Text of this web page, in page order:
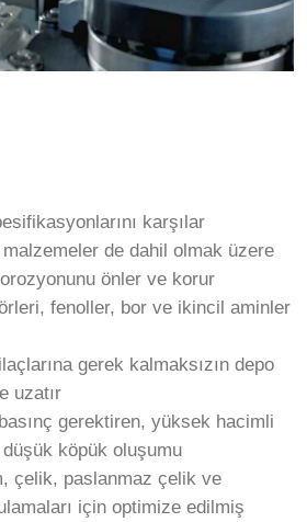
karşılar
malzemeler de dahil olmak üzere
önler ve korur
fenoller, bor ve ikincil aminler
gerek kalmaksızın depo
uzatır
gerektiren, yüksek hacimli
köpük oluşumu
çelik, paslanmaz çelik ve
için optimize edilmiş